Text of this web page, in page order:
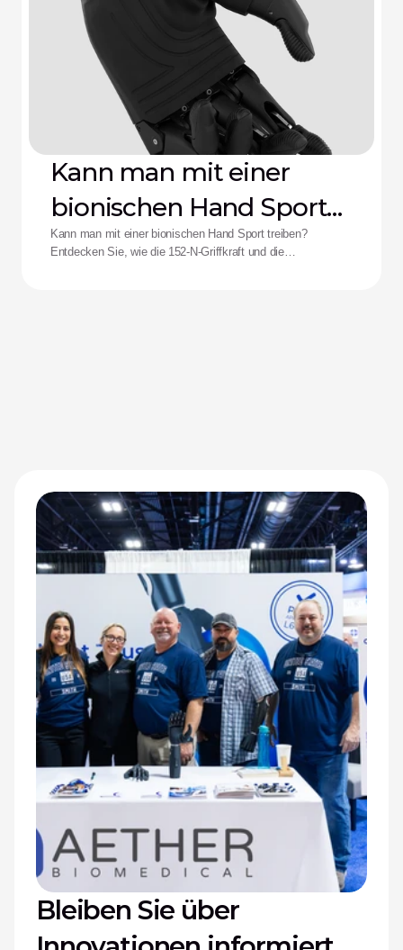
Kann man mit einer
bionischen Hand Sport
treiben?
Kann man mit einer bionischen Hand Sport treiben?
Entdecken Sie, wie die 152-N-Griffkraft und die
Bleiben Sie über